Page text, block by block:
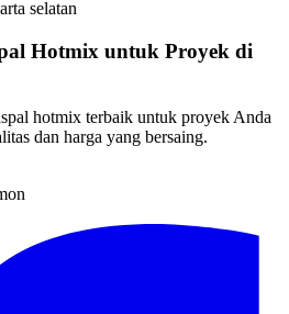
selatan
Hotmix untuk Proyek di
hotmix terbaik untuk proyek Anda
dan harga yang bersaing.